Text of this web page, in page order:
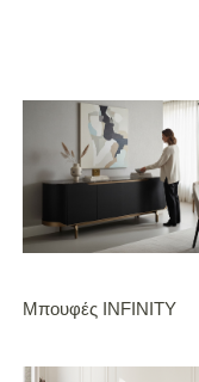
Μπουφές INFINITY